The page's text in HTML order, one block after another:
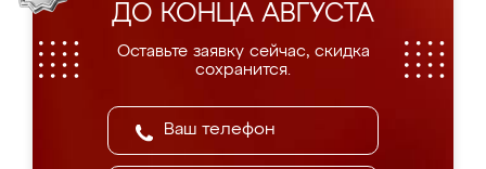
ДО КОНЦА АВГУСТА
Оставьте заявку сейчас, скидка
сохранится.